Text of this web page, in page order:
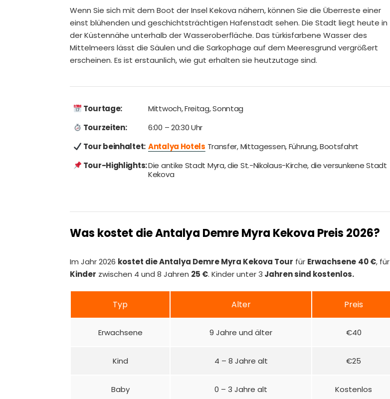
Wenn Sie sich mit dem Boot der Insel Kekova nähern, können Sie die Überreste einer
einst blühenden und geschichtsträchtigen Hafenstadt sehen. Die Stadt liegt heute in
der Küstennähe unterhalb der Wasseroberfläche. Das türkisfarbene Wasser des
Mittelmeers lässt die Säulen und die Sarkophage auf dem Meeresgrund vergrößert
erscheinen. Es ist erstaunlich, wie gut erhalten sie heutzutage sind.
Tourtage:
Mittwoch, Freitag, Sonntag
Tourzeiten:
6:00 – 20:30 Uhr
Tour beinhaltet: Antalya Hotels Transfer, Mittagessen, Führung, Bootsfahrt
Tour-Highlights:Die antike Stadt Myra, die St.-Nikolaus-Kirche, die versunkene Stadt
Kekova
Was kostet die Antalya Demre Myra Kekova Preis 2026?
Im Jahr 2026 kostet die Antalya Demre Myra Kekova Tour für Erwachsene 40 €, für
Kinder zwischen 4 und 8 Jahren 25 €. Kinder unter 3 Jahren sind kostenlos.
Typ Alter Preis
Erwachsene 9 Jahre und älter €40
Kind 4 – 8 Jahre alt €25
Baby 0 – 3 Jahre alt Kostenlos